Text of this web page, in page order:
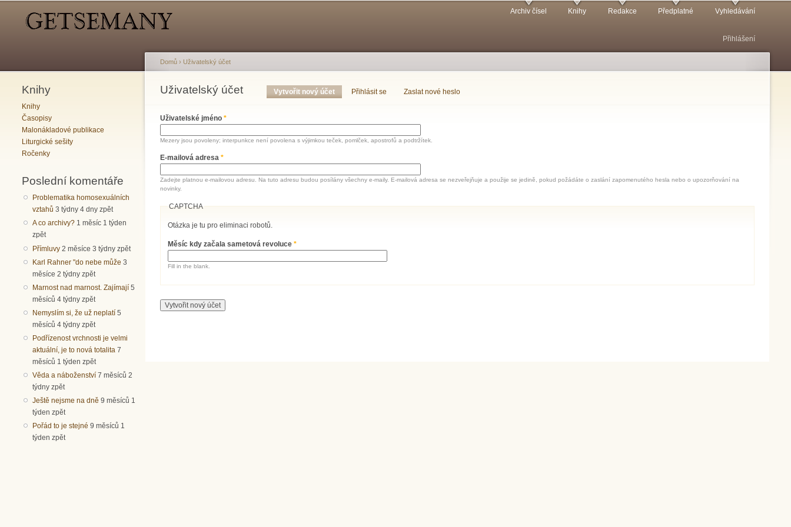
Archiv čísel Knihy Redakce Předplatné Vyhledávání
Přihlášení
Knihy
Knihy
Časopisy
Malonákladové publikace
Liturgické sešity
Ročenky
Poslední komentáře
Problematika homosexuálních
vztahů 3 týdny 4 dny zpět
A co archivy? 1 měsíc 1 týden
zpět
Přímluvy 2 měsíce 3 týdny zpět
Karl Rahner "do nebe může 3
měsíce 2 týdny zpět
Marnost nad marnost. Zajímají 5
měsíců 4 týdny zpět
Nemyslím si, že už neplatí 5
měsíců 4 týdny zpět
Podřízenost vrchnosti je velmi
aktuální, je to nová totalita 7
měsíců 1 týden zpět
Věda a náboženství 7 měsíců 2
týdny zpět
Ještě nejsme na dně 9 měsíců 1
týden zpět
Pořád to je stejné 9 měsíců 1
týden zpět
Jste zde
Domů › Uživatelský účet
Uživatelský účet
Hlavní záložky Vytvořit nový účet (aktivní záložka)
Přihlásit se Zaslat nové heslo
Uživatelské jméno *
Mezery jsou povoleny; interpunkce není povolena s výjimkou teček, pomlček, apostrofů a podtržítek.
E-mailová adresa *
Zadejte platnou e-mailovou adresu. Na tuto adresu budou posílány všechny e-maily. E-mailová adresa se nezveřejňuje a použije se jedině, pokud požádáte o zaslání zapomenutého hesla nebo o upozorňování na
novinky.
CAPTCHA
Otázka je tu pro eliminaci robotů.
Měsíc kdy začala sametová revoluce*
Fill in the blank.